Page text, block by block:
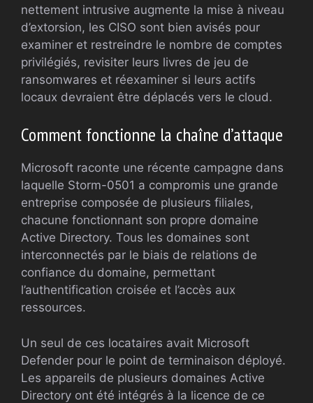
nettement intrusive augmente la mise à niveau
d’extorsion, les CISO sont bien avisés pour
examiner et restreindre le nombre de comptes
privilégiés, revisiter leurs livres de jeu de
ransomwares et réexaminer si leurs actifs
locaux devraient être déplacés vers le cloud.
Comment fonctionne la chaîne d’attaque
Microsoft raconte une récente campagne dans
laquelle Storm-0501 a compromis une grande
entreprise composée de plusieurs filiales,
chacune fonctionnant son propre domaine
Active Directory. Tous les domaines sont
interconnectés par le biais de relations de
confiance du domaine, permettant
l’authentification croisée et l’accès aux
ressources.
Un seul de ces locataires avait Microsoft
Defender pour le point de terminaison déployé.
Les appareils de plusieurs domaines Active
Directory ont été intégrés à la licence de ce